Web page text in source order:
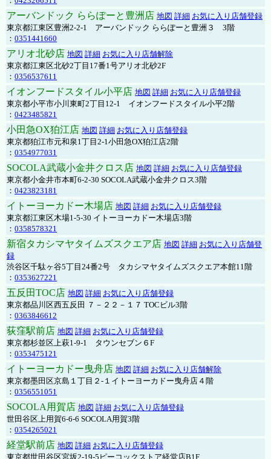
アーバンドック ららぽーと豊洲店 地図 詳細 お気に入り店舗登録
東京都江東区豊洲2-2-1 アーバンドック ららぽーと豊洲３ 3階
： 0351441660
アリオ北砂店 地図 詳細 お気に入り店舗解除
東京都江東区北砂2丁目17番1号アリオ北砂2F
： 0356537611
イオンフードスタイル小平店 地図 詳細 お気に入り店舗登録
東京都小平市小川東町2丁目12-1 イオンフードスタイル小平2階
： 0423485821
小田急OX狛江店 地図 詳細 お気に入り店舗登録
東京都狛江市元和泉1丁目2-1小田急OX狛江店2階
： 0354977031
SOCOLA武蔵小金井クロス店 地図 詳細 お気に入り店舗登録
東京都小金井市本町6-2-30 SOCOLA武蔵小金井クロス3階
： 0423823181
イトーヨーカドー木場店 地図 詳細 お気に入り店舗登録
東京都江東区木場1-5-30 イトーヨーカドー木場店3階
： 0358578321
新宿タカシマヤタイムズスクエア店 地図 詳細 お気に入り店舗登
録
渋谷区千駄ヶ谷5丁目24番2号 タカシマヤタイムズスクエア本館11階
： 0353627221
五反田TOC店 地図 詳細 お気に入り店舗登録
東京都品川区西五反田 ７－２２－１７ TOCビル3階
： 0363846612
荻窪駅前店 地図 詳細 お気に入り店舗登録
東京都杉並区上萩1-9-1 タウンセブン６F
： 0353475121
イトーヨーカドー曳舟店 地図 詳細 お気に入り店舗解除
東京都墨田区京島１丁目２-１イトーヨーカドー曳舟店４階
： 0356551051
SOCOLA用賀店 地図 詳細 お気に入り店舗登録
世田谷区上用賀6-6-6 SOCOLA用賀3階
： 0354265021
経堂駅前店 地図 詳細 お気に入り店舗登録
東京都世田谷区宮坂2-19-5ピーコックストア経堂店B1F